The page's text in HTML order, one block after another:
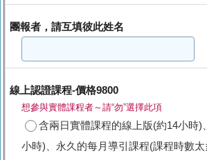
團報者，請互填彼此姓名
線上認證課程-價格9800
想參與實體課程者～請“勿”選擇此項
含兩日實體課程的線上版(約14小時)
小時)、永久的每月導引課程(課程時數